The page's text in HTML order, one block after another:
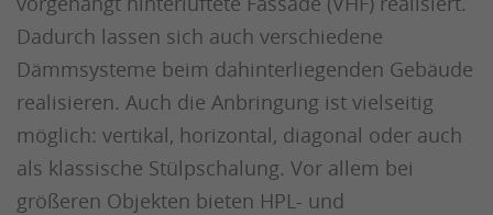
Dadurch lassen sich auch verschiedene
Dämmsysteme beim dahinterliegenden Gebäude
realisieren. Auch die Anbringung ist vielseitig
möglich: vertikal, horizontal, diagonal oder auch
als klassische Stülpschalung. Vor allem bei
größeren Objekten bieten HPL- und